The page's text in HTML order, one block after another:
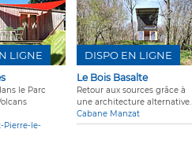
le Parc
Pierre-le-
LIGNE
Le Bois Basalte
Retour aux sources grâce à
une architecture alternative.
Cabane Manzat
DISPO EN LIGNE